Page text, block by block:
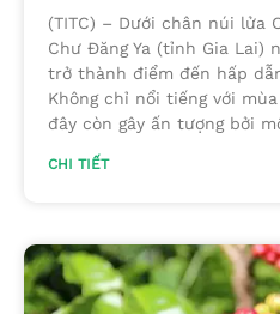
(TITC) – Dưới chân núi lửa
Chư Đăng Ya (tỉnh Gia Lai)
trở thành điểm đến hấp
Không chỉ nổi tiếng với
đây còn gây ấn tượng bởi
CHI TIẾT